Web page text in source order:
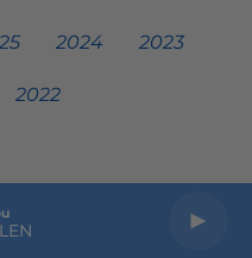
2024 2023
2022